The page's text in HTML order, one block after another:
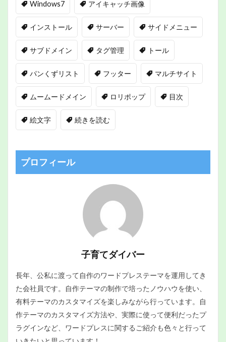
Windows7 アイキャッチ画像
インストール サーバー サイドメニュー
サブドメイン タグ管理 トール
パンくずリスト フッター マルチサイト
ムームードメイン ロリポップ 目次
絵文字 続きを読む
プロフィール
子育てダイバー
長年、公私に渡って自作のワードプレステーマを運用してき
た会社員です。自作テーマの制作で培ったノウハウを使い、
有料テーマのカスタマイズを楽しみながら行っています。自
作テーマのカスタマイズ方法や、実際に使って便利だったプ
ラグインなど、ワードプレスに関するご紹介も色々と行って